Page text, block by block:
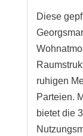
Diese
ruhigen
Parteien.
bietet die